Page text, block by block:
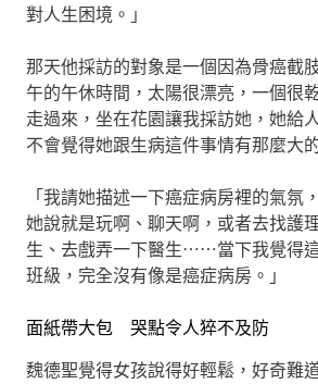
對人生困境。」
那天他採訪的對象是一個因為骨癌截
午的午休時間，太陽很漂亮，一個很
走過來，坐在花園讓我採訪她，她給
不會覺得她跟生病這件事情有那麼大
「我請她描述一下癌症病房裡的氣氛
她說就是玩啊、聊天啊，或者去找護
生、去戲弄一下醫生⋯⋯當下我覺得
班級，完全沒有像是癌症病房。」
面紙帶大包 哭點令人猝不及防
魏德聖覺得女孩說得好輕鬆，好奇難